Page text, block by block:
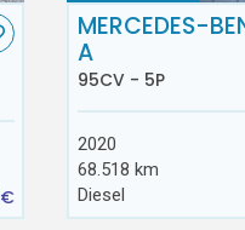
€
MERCEDES-
A
95CV - 5P
2020
68.518 km
Diesel